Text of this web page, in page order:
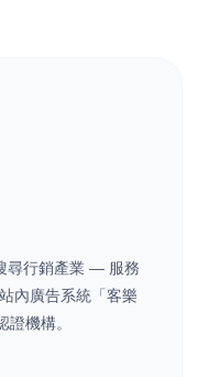
尋行銷產業 — 服務
內廣告系統「客樂
機構。